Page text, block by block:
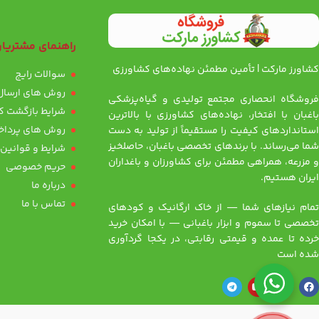
کشاورز مارکت | تأمین مطمئن نهاده‌های کشاورزی
فروشگاه انحصاری مجتمع تولیدی و گیاه‌پزشکی
باغبان با افتخار، نهاده‌های کشاورزی با بالاترین
استانداردهای کیفیت را مستقیماً از تولید به دست
شما می‌رساند. با برندهای تخصصی باغبان، حاصلخیز
و مزرعه، همراهی مطمئن برای کشاورزان و باغداران
ایران هستیم.
تمام نیازهای شما — از خاک ارگانیک و کودهای
تخصصی تا سموم و ابزار باغبانی — با امکان خرید
خرده تا عمده و قیمتی رقابتی، در یکجا گردآوری
شده است
راهنمای
سوالات رایج
روش های ارسال
شرایط بازگشت
روش های
شرایط و قوانین
حریم خصوصی
درباره ما
تماس با ما